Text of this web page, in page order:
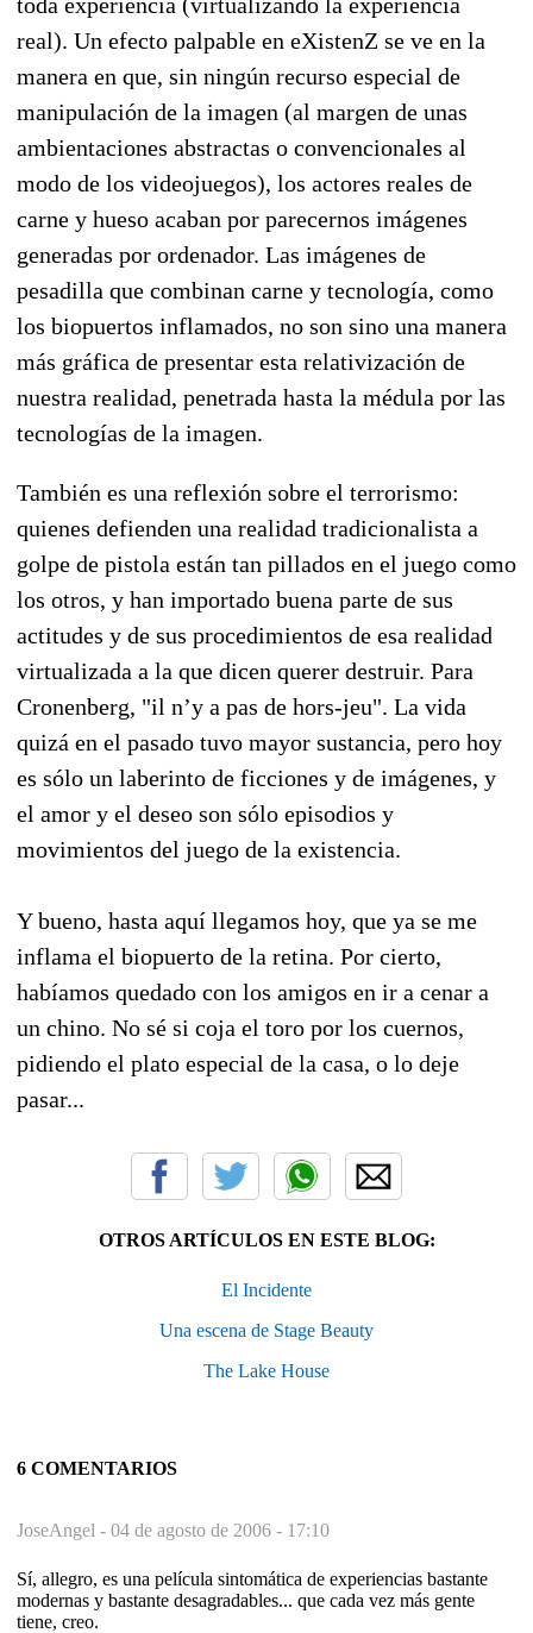
real). Un efecto palpable en eXistenZ se ve en la
manera en que, sin ningún recurso especial de
manipulación de la imagen (al margen de unas
ambientaciones abstractas o convencionales al
modo de los videojuegos), los actores reales de
carne y hueso acaban por parecernos imágenes
generadas por ordenador. Las imágenes de
pesadilla que combinan carne y tecnología, como
los biopuertos inflamados, no son sino una manera
más gráfica de presentar esta relativización de
nuestra realidad, penetrada hasta la médula por las
tecnologías de la imagen.
También es una reflexión sobre el terrorismo:
quienes defienden una realidad tradicionalista a
golpe de pistola están tan pillados en el juego como
los otros, y han importado buena parte de sus
actitudes y de sus procedimientos de esa realidad
virtualizada a la que dicen querer destruir. Para
Cronenberg, "il n’y a pas de hors-jeu". La vida
quizá en el pasado tuvo mayor sustancia, pero hoy
es sólo un laberinto de ficciones y de imágenes, y
el amor y el deseo son sólo episodios y
movimientos del juego de la existencia.
Y bueno, hasta aquí llegamos hoy, que ya se me
inflama el biopuerto de la retina. Por cierto,
habíamos quedado con los amigos en ir a cenar a
un chino. No sé si coja el toro por los cuernos,
pidiendo el plato especial de la casa, o lo deje
pasar...
OTROS ARTÍCULOS EN ESTE BLOG:
El Incidente
Una escena de Stage Beauty
The Lake House
6 COMENTARIOS
JoseAngel - 04 de agosto de 2006 - 17:10
Sí, allegro, es una película sintomática de experiencias bastante
modernas y bastante desagradables... que cada vez más gente
tiene, creo.